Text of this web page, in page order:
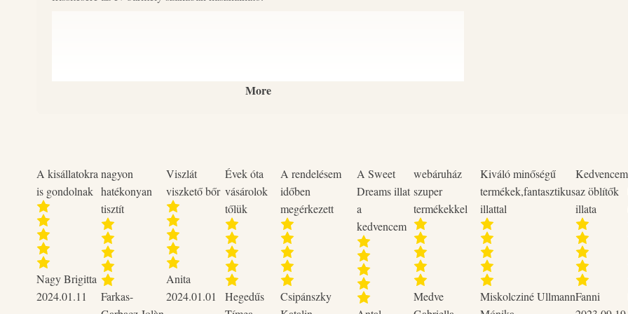
More
A kisállatokra
is gondolnak
Nagy Brigitta
2024.01.11
nagyon
hatékonyan
tisztít
Farkas-
Viszlát
viszkető bőr
Anita
2024.01.01
Évek óta
vásárolok
tőlük
Hegedűs
A rendelésem
időben
megérkezett
Csipánszky
A Sweet
Dreams illat
a
kedvencem
webáruház
szuper
termékekkel
Medve
Kiváló minőségű
termékek,fantasztikus
illattal
Miskolcziné Ullmann
Kedvencem
az öblítők
illata
Fanni